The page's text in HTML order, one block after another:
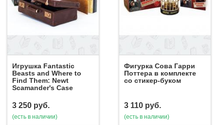
Игрушка Fantastic
Beasts and Where to
Find Them: Newt
Scamander's Case
3 250 руб.
(есть в наличии)
Фигурка Сова Гарри
Поттера в комплекте
со стикер-буком
3 110 руб.
(есть в наличии)